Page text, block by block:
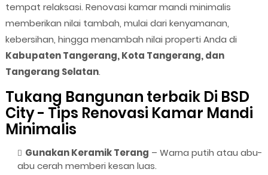
tempat relaksasi. Renovasi kamar mandi minimalis
memberikan nilai tambah, mulai dari kenyamanan,
kebersihan, hingga menambah nilai properti Anda di
Kabupaten Tangerang, Kota Tangerang, dan
Tangerang Selatan.
Tukang Bangunan terbaik Di BSD
City - Tips Renovasi Kamar Mandi
Minimalis
Gunakan Keramik Terang – Warna putih atau abu-
abu cerah memberi kesan luas.